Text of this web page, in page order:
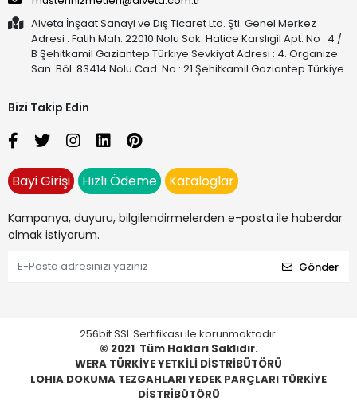
Alveta İnşaat Sanayi ve Dış Ticaret Ltd. Şti. Genel Merkez
Adresi : Fatih Mah. 22010 Nolu Sok. Hatice Karslıgil Apt. No : 4 /
B Şehitkamil Gaziantep Türkiye Sevkiyat Adresi : 4. Organize
San. Böl. 83414 Nolu Cad. No : 21 Şehitkamil Gaziantep Türkiye
Bizi Takip Edin
Bayi Girişi Hızlı Ödeme Kataloglar
Kampanya, duyuru, bilgilendirmelerden e-posta ile haberdar
olmak istiyorum.
Gönder
256bit SSL Sertifikası ile korunmaktadır.
© 2021 Tüm Hakları Saklıdır.
WERA TÜRKİYE YETKİLİ DİSTRİBÜTÖRÜ
LOHIA DOKUMA TEZGAHLARI YEDEK PARÇLARI TÜRKİYE
DİSTRİBÜTÖRÜ